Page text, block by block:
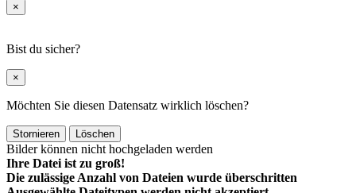
×
Bist du sicher?
×
Möchten Sie diesen Datensatz wirklich löschen?
Stornieren Löschen
Bilder können nicht hochgeladen werden
Ihre Datei ist zu groß!
Die zulässige Anzahl von Dateien wurde überschritten